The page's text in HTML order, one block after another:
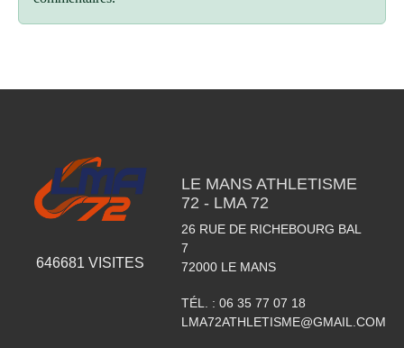
646681 VISITES
LE MANS ATHLETISME
72 - LMA 72
26 RUE DE RICHEBOURG BAL
7
72000 LE MANS
TÉL. : 06 35 77 07 18
LMA72ATHLETISME@GMAIL.COM